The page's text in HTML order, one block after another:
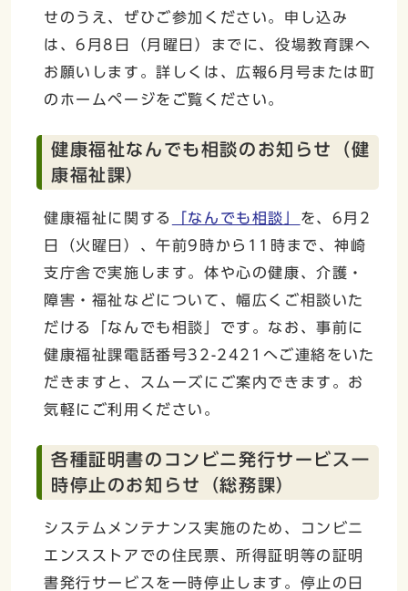
せのうえ、ぜひご参加ください。申し込み
は、6月8日（月曜日）までに、役場教育課へ
お願いします。詳しくは、広報6月号または町
のホームページをご覧ください。
健康福祉なんでも相談のお知らせ（健
康福祉課）
健康福祉に関する 「なんでも相談」 を、6月2
日（火曜日）、午前9時から11時まで、神崎
支庁舎で実施します。体や心の健康、介護・
障害・福祉などについて、幅広くご相談いた
だける「なんでも相談」です。なお、事前に
健康福祉課電話番号32-2421へご連絡をいた
だきますと、スムーズにご案内できます。お
気軽にご利用ください。
各種証明書のコンビニ発行サービス一
時停止のお知らせ（総務課）
システムメンテナンス実施のため、コンビニ
エンスストアでの住民票、所得証明等の証明
書発行サービスを一時停止します。停止の日